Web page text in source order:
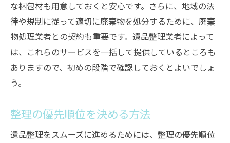
な梱包材も用意しておくと安心です。さらに、地域の法
律や規制に従って適切に廃棄物を処分するために、廃棄
物処理業者との契約も重要です。遺品整理業者によって
は、これらのサービスを一括して提供しているところも
ありますので、初めの段階で確認しておくとよいでしょ
う。
整理の優先順位を決める方法
遺品整理をスムーズに進めるためには、整理の優先順位